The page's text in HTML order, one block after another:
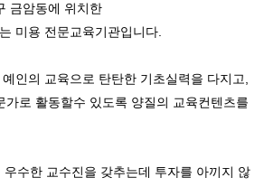
금암동에 위치한
미용 전문교육기관입니다.
인의 교육으로 탄탄한 기초실력을 다지고,
가로 활동할수 있도록 양질의 교육컨텐츠를
우수한 교수진을 갖추는데 투자를 아끼지 않